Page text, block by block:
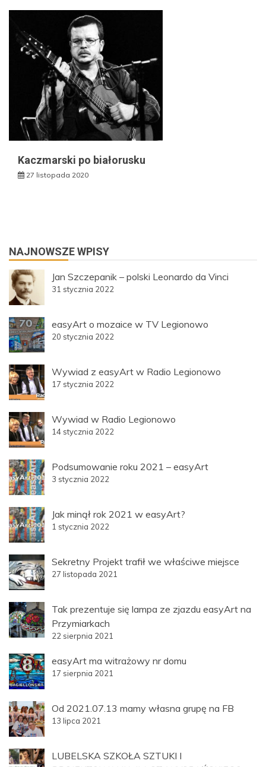
Kaczmarski po białorusku
27 listopada 2020
NAJNOWSZE WPISY
Jan Szczepanik – polski Leonardo da Vinci
31 stycznia 2022
easyArt o mozaice w TV Legionowo
20 stycznia 2022
Wywiad z easyArt w Radio Legionowo
17 stycznia 2022
Wywiad w Radio Legionowo
14 stycznia 2022
Podsumowanie roku 2021 – easyArt
3 stycznia 2022
Jak minął rok 2021 w easyArt?
1 stycznia 2022
Sekretny Projekt trafił we właściwe miejsce
27 listopada 2021
Tak prezentuje się lampa ze zjazdu easyArt na
Przymiarkach
22 sierpnia 2021
easyArt ma witrażowy nr domu
17 sierpnia 2021
Od 2021.07.13 mamy własna grupę na FB
13 lipca 2021
LUBELSKA SZKOŁA SZTUKI I